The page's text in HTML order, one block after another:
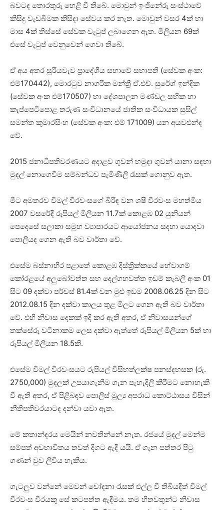
බවටද තොරතුරු හෙළි වී තිබේ. මොවුන් ඉංජිනේරු සංස්ථාවේ
කිසිදු වැඩබිමක කිසිදා සේවය කර නැත. මොවුන් වසර 4ක් හා
මාස 4ක් තිස්සේ සේවක වැටුප් ලබාගෙන ඇත. මිලියන 69ක්
එසේ වැටුප් වෙනුවෙන් ගෙවා තිබේ.
ඒ අය අතර සූරියවැව ප්‍රාදේශීය සභාවේ සභාපති (සේවක අංක:
එම්170442), මොරටුව නාගරික මන්ත්‍රී ඒ.එච්. සුරේශ් ඉන්දික
(සේවක අංක එම්170507) හා දේශපාලන මණ්ඩල සභික හා
කැප්පෙටිපොළ තරුණ සංවිධානයේ ජාතික සංවිධායක සුසිල්
සමන්ත කුමාරසිංහ (සේවක අංක: එම් 171009) යන අයවළුන්ද
වේ.
2015 ජනාධිපතිවරණයට අදාළව ගුවන් හමුදා ගුවන් යානා සඳහා
මුදල් නොගෙවීම සම්බන්ධව පැමිණිලි රැසක් ගොනුව ඇත.
මීට අමතරව විමල් වීරවංසගේ බිරිඳ වන ශෂී වීරවංස මහත්මිය
2007 වසරේදී රුපියල් මිලියන 11.7ක් කොළඹ 02 යුනියන්
පෙදෙසේ සලාකා සමූහ ව්‍යාපාරයට ආයෝජනය සදහා යොදවා
පොලියද ගෙන ඇති බව වාර්තා වේ.
එසේම බස්නාහිර පළාතේ කොළඹ දිස්ත්‍රික්කයේ හේවාගම්
කෝරළයේ අලුබෝවත්ත සහ දෙල්ගහවත්ත ඉඩම් කැබලි අංක 01
සිට 09 දක්වා පර්චස් 81.4ක් වන මුළු ඉඩම 2008.06.25 දින සිට
2012.08.15 දින දක්වා කාලය තුළ මිලට ගෙන ඇති බව වාර්තා
වේ. එහි නිවාස දෙකක් ඉදි කර ඇති අතර, ඒ නිවාසයන්ගේ
තක්සේරු වටිනාකම ලෙස දක්වා ඇත්තේ රුපියල් මිලියන 5ක් හා
රුපියල් මිලියන 18.5කි.
එසේම විමල් විරවංසයට රුපියල් විසිහත්ලක්ෂ පනස්දහසක (රු.
2750,000) මුදලක් උපයාගැනීම ගැන පැහැදිලි කිරීමට නොහැකි
වී ඇති අතර, ඒ පිළිබඳව පොලිස් මූල්‍ය අපරාධ කොට්ඨාසය විසින්
නීතිපතිවරයාටද දන්වා යවා ඇත.
මේ කතාන්දරය මෙයින් නවතින්නේ නැත. රජයේ මුදල් මෙන්ම
සම්පත් අවභාවිතය තවත් දිගට ඇදී යයි. ඒ ගැන පත්තර පිටු
ගණන් වුව ලිවිය හැකිය.
ගැටලුව වන්නේ මෙවන් චෝදනා රැසක් එල්ල වී තිබියදීත් විමල්
වීරවංස වීරයකු සේ කටපත්ත ඇදීමය. තම හිතවතුන්ට නිවාස